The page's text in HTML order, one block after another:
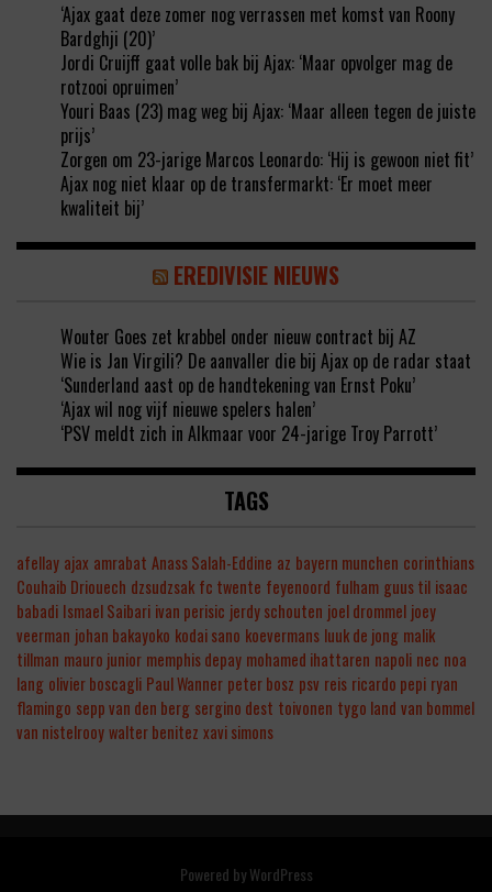
‘Ajax gaat deze zomer nog verrassen met komst van Roony
Bardghji (20)’
Jordi Cruijff gaat volle bak bij Ajax: ‘Maar opvolger mag de
rotzooi opruimen’
Youri Baas (23) mag weg bij Ajax: ‘Maar alleen tegen de juiste
prijs’
Zorgen om 23-jarige Marcos Leonardo: ‘Hij is gewoon niet fit’
Ajax nog niet klaar op de transfermarkt: ‘Er moet meer
kwaliteit bij’
EREDIVISIE NIEUWS
Wouter Goes zet krabbel onder nieuw contract bij AZ
Wie is Jan Virgili? De aanvaller die bij Ajax op de radar staat
‘Sunderland aast op de handtekening van Ernst Poku’
‘Ajax wil nog vijf nieuwe spelers halen’
‘PSV meldt zich in Alkmaar voor 24-jarige Troy Parrott’
TAGS
afellay ajax amrabat Anass Salah-Eddine az bayern munchen corinthians
Couhaib Driouech dzsudzsak fc twente feyenoord fulham guus til isaac
babadi Ismael Saibari ivan perisic jerdy schouten joel drommel joey
veerman johan bakayoko kodai sano koevermans luuk de jong malik
tillman mauro junior memphis depay mohamed ihattaren napoli nec noa
lang olivier boscagli Paul Wanner peter bosz psv reis ricardo pepi ryan
flamingo sepp van den berg sergino dest toivonen tygo land van bommel
van nistelrooywalter benitez xavi simons
Powered byWordPress